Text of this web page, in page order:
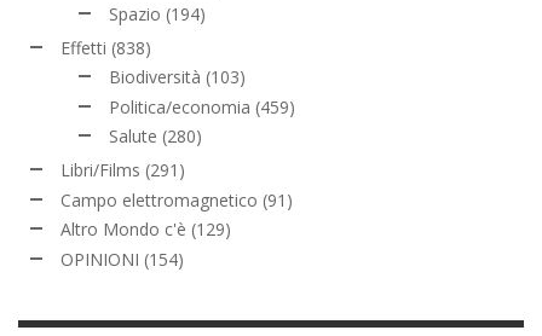
Spazio (194)
Effetti (838)
Biodiversità (103)
Politica/economia (459)
Salute (280)
Libri/Films (291)
Campo elettromagnetico (91)
Altro Mondo c'è (129)
OPINIONI (154)